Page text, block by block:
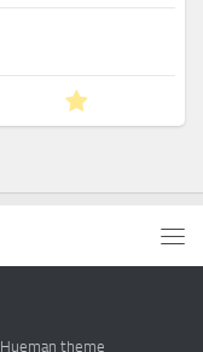
Hueman theme